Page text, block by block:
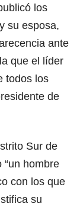
los
su esposa,
ante
que el líder
todos los
de
Sur de
“un hombre
con los que
su